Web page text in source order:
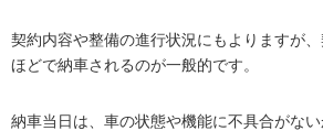
契約内容や整備の進行状況にもよりますが
ほどで納車されるのが一般的です。
納車当日は、車の状態や機能に不具合がな